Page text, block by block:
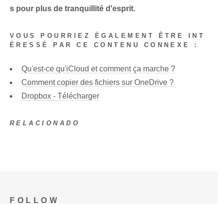
s pour plus de tranquillité d'esprit.
VOUS POURRIEZ ÉGALEMENT ÊTRE INT
ÉRESSÉ PAR CE CONTENU CONNEXE :
Qu'est-ce qu'iCloud et comment ça marche ?
Comment copier des fichiers sur OneDrive ?
Dropbox - Télécharger
RELACIONADO
FOLLOW